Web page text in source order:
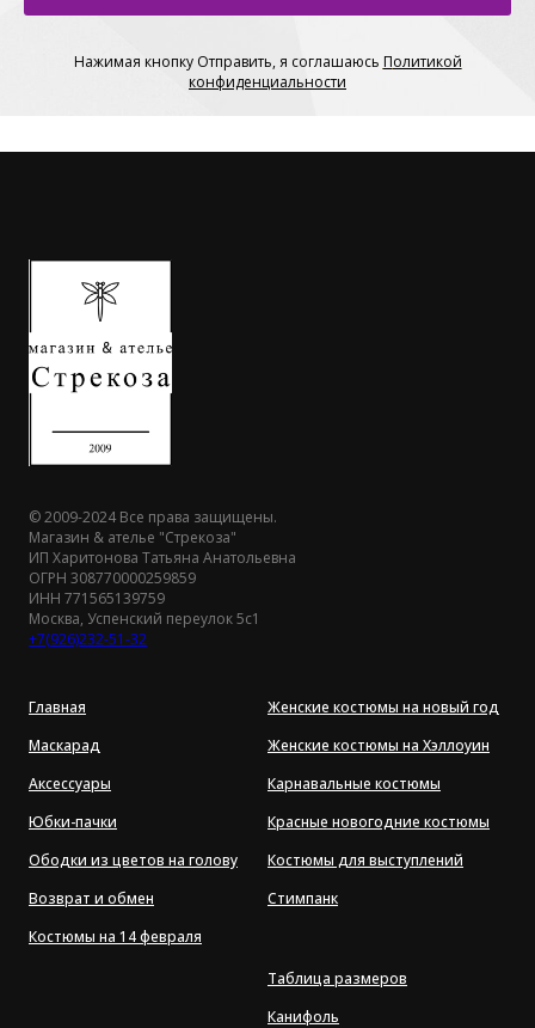
Нажимая кнопку Отправить, я соглашаюсь Политикой
конфиденциальности
© 2009-2024 Все права защищены.
Магазин & ателье "Стрекоза"
ИП Харитонова Татьяна Анатольевна
ОГРН 308770000259859
ИНН 771565139759
Москва, Успенский переулок 5с1
+7(926)232-51-32
Главная
Маскарад
Аксессуары
Юбки-пачки
Ободки из цветов на голову
Возврат и обмен
Костюмы на 14 февраля
Женские костюмы на новый год
Женские костюмы на Хэллоуин
Карнавальные костюмы
Красные новогодние костюмы
Костюмы для выступлений
Стимпанк
Таблица размеров
Канифоль